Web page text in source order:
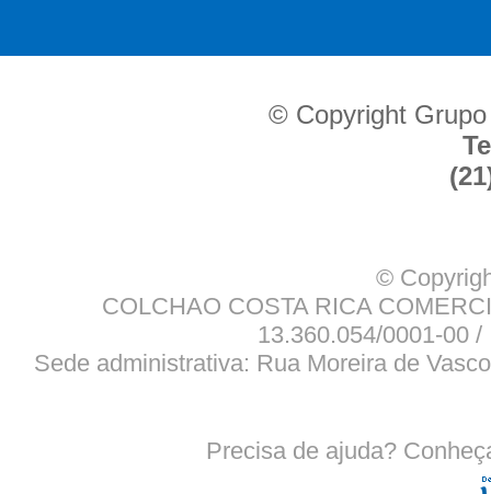
© Copyright
©
COLCHAO COSTA RICA
13.360.054/0001-00
Sede administrativa: Rua Moreira de
Precisa de ajuda?